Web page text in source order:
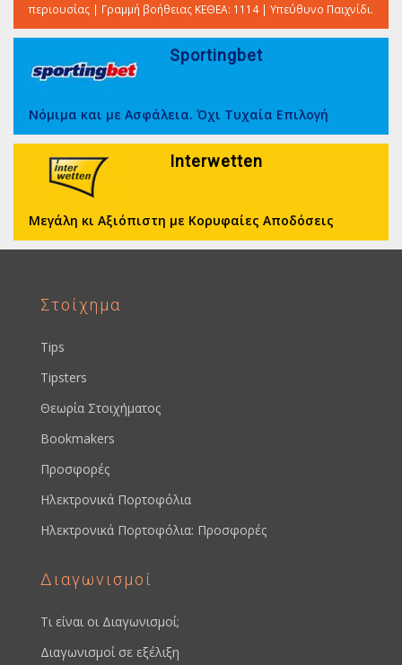
περιουσίας | Γραμμή βοήθειας ΚΕΘΕΑ: 1114 | Υπεύθυνο Παιχνίδι.
Sportingbet
Νόμιμα και με Ασφάλεια. Όχι Τυχαία Επιλογή
Interwetten
Μεγάλη κι Αξιόπιστη με Κορυφαίες Αποδόσεις
Στοίχημα
Tips
Tipsters
Θεωρία Στοιχήματος
Bookmakers
Προσφορές
Ηλεκτρονικά Πορτοφόλια
Ηλεκτρονικά Πορτοφόλια: Προσφορές
Διαγωνισμοί
Τι είναι οι Διαγωνισμοί;
Διαγωνισμοί σε εξέλιξη